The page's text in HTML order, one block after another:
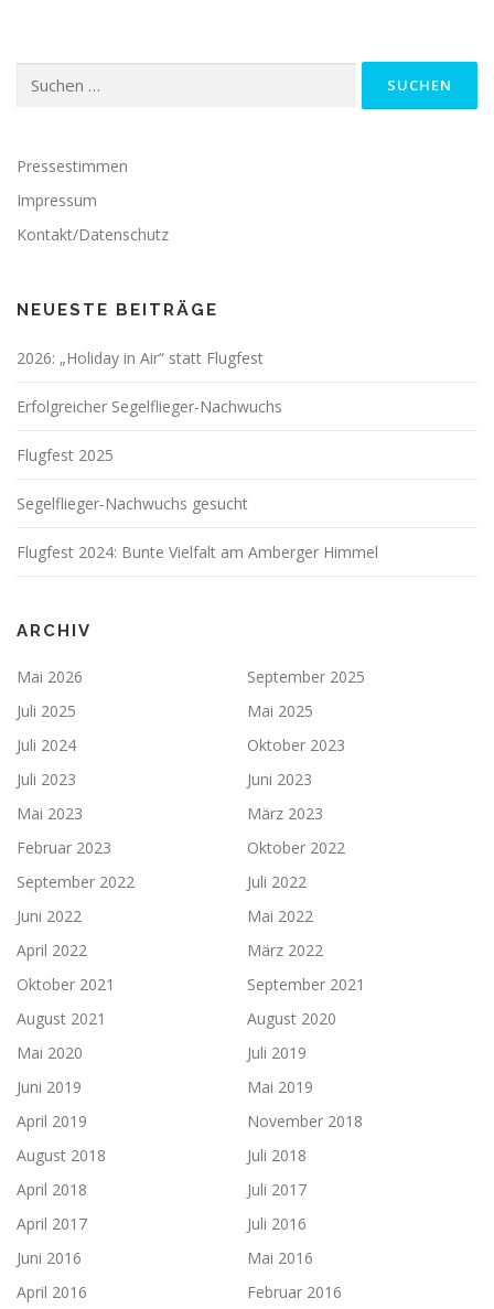
nach:
Pressestimmen
Impressum
Kontakt/Datenschutz
NEUESTE BEITRÄGE
2026: „Holiday in Air“ statt Flugfest
Erfolgreicher Segelflieger-Nachwuchs
Flugfest 2025
Segelflieger-Nachwuchs gesucht
Flugfest 2024: Bunte Vielfalt am Amberger Himmel
ARCHIV
Mai 2026
September 2025
Juli 2025
Mai 2025
Juli 2024
Oktober 2023
Juli 2023
Juni 2023
Mai 2023
März 2023
Februar 2023
Oktober 2022
September 2022
Juli 2022
Juni 2022
Mai 2022
April 2022
März 2022
Oktober 2021
September 2021
August 2021
August 2020
Mai 2020
Juli 2019
Juni 2019
Mai 2019
April 2019
November 2018
August 2018
Juli 2018
April 2018
Juli 2017
April 2017
Juli 2016
Juni 2016
Mai 2016
April 2016
Februar 2016